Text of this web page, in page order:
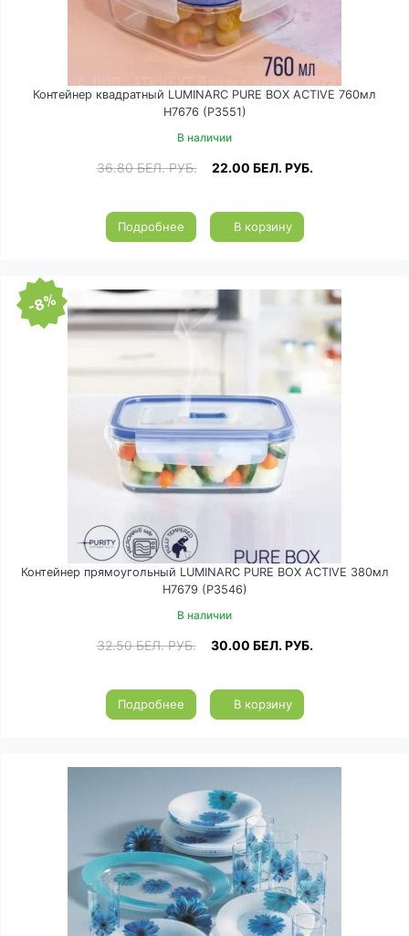
Контейнер квадратный LUMINARC PURE BOX ACTIVE 760мл
H7676 (P3551)
В наличии
36.80БЕЛ. РУБ. 22.00 БЕЛ. РУБ.
Подробнее В корзину
-8%
Контейнер прямоугольный LUMINARC PURE BOX ACTIVE 380мл
H7679 (P3546)
В наличии
32.50БЕЛ. РУБ. 30.00 БЕЛ. РУБ.
Подробнее В корзину